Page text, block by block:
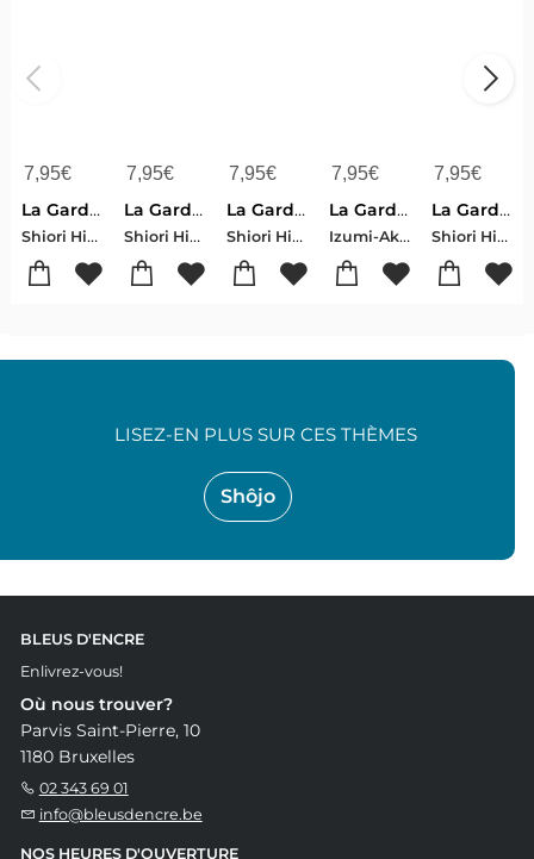
7,95€
La Gardienne Des Concubines Tome 3
Shiori Hiromoto-Aki Shimiki
7,95€
La Gardienne Des Concubines Tome 1
Shiori Hiromoto-Aki Shimiki
7,95€
La Gardienne Des Concubines Tome 6
Shiori Hiromoto-Aki Shimiki
7,95€
La Gardienne Des Concubines Tome 8
Izumi-Aki Shikimi-Shiori Hiromoto-Aki Shimiki
7,95€
La Gardienne Des Concubines Tome 5
Shiori Hiromoto-Aki Shimiki
Shôjo
LISEZ-EN PLUS SUR CES THÈMES
BLEUS D'ENCRE
Enlivrez-vous!
Où nous trouver?
Parvis Saint-Pierre, 10
1180 Bruxelles
02 343 69 01
info@bleusdencre.be
NOS HEURES D'OUVERTURE